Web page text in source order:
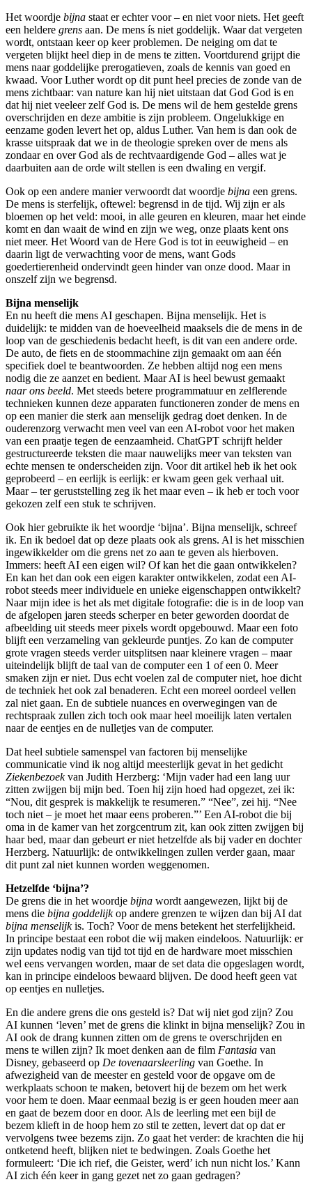
Het woordje bijna staat er echter voor – en niet voor niets. Het geeft
een heldere grens aan. De mens ís niet goddelijk. Waar dat vergeten
wordt, ontstaan keer op keer problemen. De neiging om dat te
vergeten blijkt heel diep in de mens te zitten. Voortdurend grijpt die
mens naar goddelijke prerogatieven, zoals de kennis van goed en
kwaad. Voor Luther wordt op dit punt heel precies de zonde van de
mens zichtbaar: van nature kan hij niet uitstaan dat God God is en
dat hij niet veeleer zelf God is. De mens wil de hem gestelde grens
overschrijden en deze ambitie is zijn probleem. Ongelukkige en
eenzame goden levert het op, aldus Luther. Van hem is dan ook de
krasse uitspraak dat we in de theologie spreken over de mens als
zondaar en over God als de rechtvaardigende God – alles wat je
daarbuiten aan de orde wilt stellen is een dwaling en vergif.
Ook op een andere manier verwoordt dat woordje bijna een grens.
De mens is sterfelijk, oftewel: begrensd in de tijd. Wij zijn er als
bloemen op het veld: mooi, in alle geuren en kleuren, maar het einde
komt en dan waait de wind en zijn we weg, onze plaats kent ons
niet meer. Het Woord van de Here God is tot in eeuwigheid – en
daarin ligt de verwachting voor de mens, want Gods
goedertierenheid ondervindt geen hinder van onze dood. Maar in
onszelf zijn we begrensd.
Bijna menselijk
En nu heeft die mens AI geschapen. Bijna menselijk. Het is
duidelijk: te midden van de hoeveelheid maaksels die de mens in de
loop van de geschiedenis bedacht heeft, is dit van een andere orde.
De auto, de fiets en de stoommachine zijn gemaakt om aan één
specifiek doel te beantwoorden. Ze hebben altijd nog een mens
nodig die ze aanzet en bedient. Maar AI is heel bewust gemaakt
naar ons beeld. Met steeds betere programmatuur en zelflerende
technieken kunnen deze apparaten functioneren zonder de mens en
op een manier die sterk aan menselijk gedrag doet denken. In de
ouderenzorg verwacht men veel van een AI-robot voor het maken
van een praatje tegen de eenzaamheid. ChatGPT schrijft helder
gestructureerde teksten die maar nauwelijks meer van teksten van
echte mensen te onderscheiden zijn. Voor dit artikel heb ik het ook
geprobeerd – en eerlijk is eerlijk: er kwam geen gek verhaal uit.
Maar – ter geruststelling zeg ik het maar even – ik heb er toch voor
gekozen zelf een stuk te schrijven.
Ook hier gebruikte ik het woordje ‘bijna’. Bijna menselijk, schreef
ik. En ik bedoel dat op deze plaats ook als grens. Al is het misschien
ingewikkelder om die grens net zo aan te geven als hierboven.
Immers: heeft AI een eigen wil? Of kan het die gaan ontwikkelen?
En kan het dan ook een eigen karakter ontwikkelen, zodat een AI-
robot steeds meer individuele en unieke eigenschappen ontwikkelt?
Naar mijn idee is het als met digitale fotografie: die is in de loop van
de afgelopen jaren steeds scherper en beter geworden doordat de
afbeelding uit steeds meer pixels wordt opgebouwd. Maar een foto
blijft een verzameling van gekleurde puntjes. Zo kan de computer
grote vragen steeds verder uitsplitsen naar kleinere vragen – maar
uiteindelijk blijft de taal van de computer een 1 of een 0. Meer
smaken zijn er niet. Dus echt voelen zal de computer niet, hoe dicht
de techniek het ook zal benaderen. Echt een moreel oordeel vellen
zal niet gaan. En de subtiele nuances en overwegingen van de
rechtspraak zullen zich toch ook maar heel moeilijk laten vertalen
naar de eentjes en de nulletjes van de computer.
Dat heel subtiele samenspel van factoren bij menselijke
communicatie vind ik nog altijd meesterlijk gevat in het gedicht
Ziekenbezoekvan Judith Herzberg: ‘Mijn vader had een lang uur
zitten zwijgen bij mijn bed. Toen hij zijn hoed had opgezet, zei ik:
“Nou, dit gesprek is makkelijk te resumeren.” “Nee”, zei hij. “Nee
toch niet – je moet het maar eens proberen.”’ Een AI-robot die bij
oma in de kamer van het zorgcentrum zit, kan ook zitten zwijgen bij
haar bed, maar dan gebeurt er niet hetzelfde als bij vader en dochter
Herzberg. Natuurlijk: de ontwikkelingen zullen verder gaan, maar
dit punt zal niet kunnen worden weggenomen.
Hetzelfde ‘bijna’?
De grens die in het woordje bijna wordt aangewezen, lijkt bij de
mens die bijna goddelijkop andere grenzen te wijzen dan bij AI dat
bijna menselijkis. Toch? Voor de mens betekent het sterfelijkheid.
In principe bestaat een robot die wij maken eindeloos. Natuurlijk: er
zijn updates nodig van tijd tot tijd en de hardware moet misschien
wel eens vervangen worden, maar de set data die opgeslagen wordt,
kan in principe eindeloos bewaard blijven. De dood heeft geen vat
op eentjes en nulletjes.
En die andere grens die ons gesteld is? Dat wij niet god zijn? Zou
AI kunnen ‘leven’ met de grens die klinkt in bijna menselijk? Zou in
AI ook de drang kunnen zitten om de grens te overschrijden en
mens te willen zijn? Ik moet denken aan de film Fantasia van
Disney, gebaseerd op De tovenaarsleerling van Goethe. In
afwezigheid van de meester en gesteld voor de opgave om de
werkplaats schoon te maken, betovert hij de bezem om het werk
voor hem te doen. Maar eenmaal bezig is er geen houden meer aan
en gaat de bezem door en door. Als de leerling met een bijl de
bezem klieft in de hoop hem zo stil te zetten, levert dat op dat er
vervolgens twee bezems zijn. Zo gaat het verder: de krachten die hij
ontketend heeft, blijken niet te bedwingen. Zoals Goethe het
formuleert: ‘Die ich rief, die Geister, werd’ ich nun nicht los.’ Kann
AI zich één keer in gang gezet net zo gaan gedragen?